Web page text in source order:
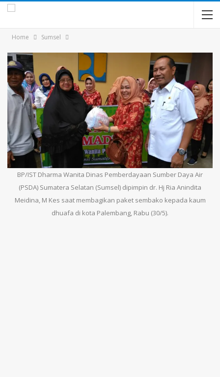
Home Sumsel
BP/IST Dharma Wanita Dinas Pemberdayaan Sumber Daya Air
(PSDA) Sumatera Selatan (Sumsel) dipimpin dr. Hj Ria Anindita
Meidina, M Kes saat membagikan paket sembako kepada kaum
dhuafa di kota Palembang, Rabu (30/5).